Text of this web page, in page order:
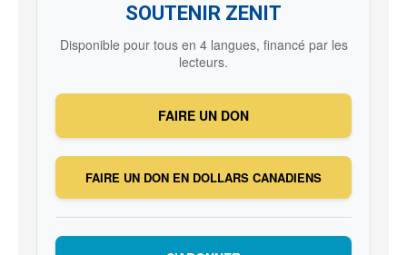
SOUTENIR ZENIT
Disponible pour tous en 4 langues, financé par les
lecteurs.
FAIRE UN DON
FAIRE UN DON EN DOLLARS CANADIENS